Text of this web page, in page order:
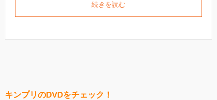
続きを読む
キンプリのDVDをチェック！